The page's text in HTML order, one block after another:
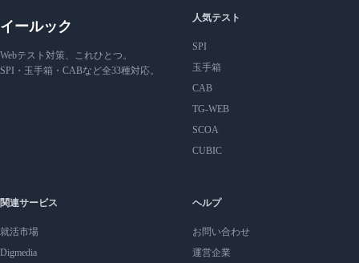
イールック
Webテスト対策、これひとつ。
SPI・玉手箱・CABなど全33種対応。
人気テスト
SPI
玉手箱
CAB
TG-WEB
SCOA
CUBIC
関連サービス
就活市場
Digmedia
ヘルプ
お問い合わせ
運営企業